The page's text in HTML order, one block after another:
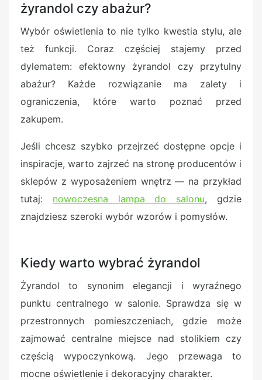
żyrandol czy abażur?
Wybór oświetlenia to nie tylko kwestia stylu, ale
też funkcji. Coraz częściej stajemy przed
dylematem: efektowny żyrandol czy przytulny
abażur? Każde rozwiązanie ma zalety i
ograniczenia, które warto poznać przed
zakupem.
Jeśli chcesz szybko przejrzeć dostępne opcje i
inspiracje, warto zajrzeć na stronę producentów i
sklepów z wyposażeniem wnętrz — na przykład
tutaj: nowoczesna lampa do salonu, gdzie
znajdziesz szeroki wybór wzorów i pomysłów.
Kiedy warto wybrać żyrandol
Żyrandol to synonim elegancji i wyraźnego
punktu centralnego w salonie. Sprawdza się w
przestronnych pomieszczeniach, gdzie może
zajmować centralne miejsce nad stolikiem czy
częścią wypoczynkową. Jego przewaga to
mocne oświetlenie i dekoracyjny charakter.